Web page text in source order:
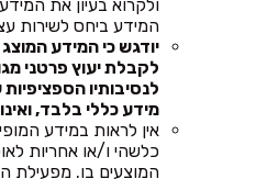
ולקרוא בעיון את
המידע ביחס לשירות
יודגש כי המידע
לקבלת יעוץ פרטני
לנסיבותיו
מידע כללי בלבד, ואינו
אין לראות במידע
כלשהי ו/או אחריות
המוצעים בו. מפעילת